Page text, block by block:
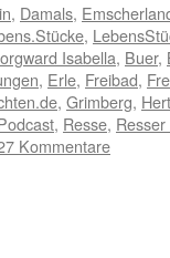
, Damals,
,
Isabella, Buer,
, Erle, Freibad,
, Grimberg,
, Resse,
Kommentare